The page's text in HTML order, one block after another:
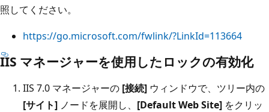
照してください。
https://go.microsoft.com/fwlink/?LinkId=113664
IIS マネージャーを使用したロックの有効化
IIS 7.0 マネージャーの [接続] ウィンドウで、ツリー内の
[サイト] ノードを展開し、 [Default Web Site] をクリッ